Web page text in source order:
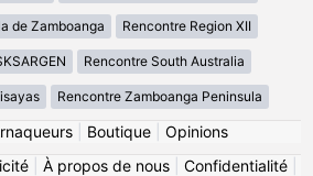
de Zamboanga Rencontre Region XII
Rencontre South Australia
Rencontre Zamboanga Peninsula
| Boutique| Opinions
À propos de nous Confidentialité